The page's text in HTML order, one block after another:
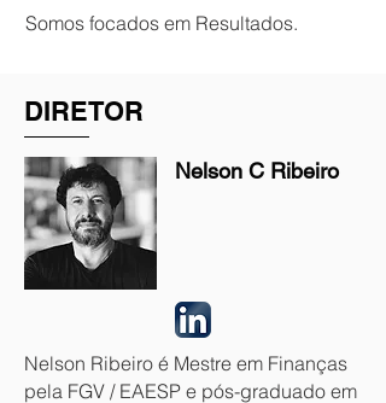
Somos focados em Resultados.
DIRETOR
Nelson C Ribeiro
Nelson Ribeiro é Mestre em Finanças
pela FGV / EAESP e pós-graduado em